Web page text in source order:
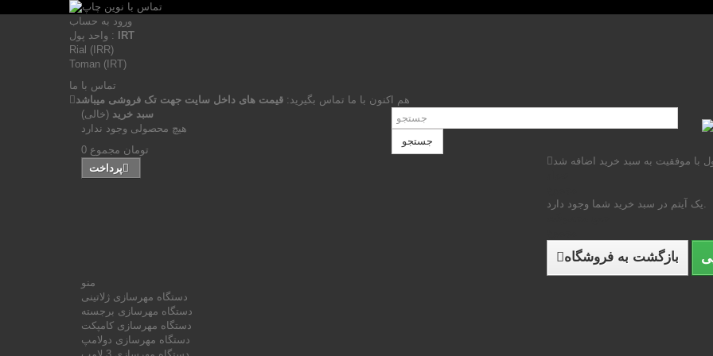
ورود به حساب
واحد پول :
IRT
Rial (IRR)
Toman (IRT)
تماس با ما
هم اکنون با ما تماس بگیرید: قیمت های داخل سایت جهت تک فروشی میباشد
جستجو
سبد خرید (خالی)
هیچ محصولی وجود ندارد
0 تومان مجموع
پرداخت
با موفقیت به سبد خرید اضافه شد
یک آیتم در سبد خرید شما وجود دارد.
بازگشت به فروشگاه
منو
دستگاه مهرسازی ژلاتینی
دستگاه مهرسازی برجسته
دستگاه مهرسازی کامپکت
دستگاه مهرسازی دولامپ